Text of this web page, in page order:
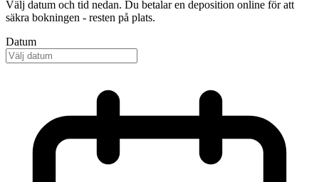
Välj datum och tid nedan. Du betalar en deposition online för att
säkra bokningen - resten på plats.
Datum